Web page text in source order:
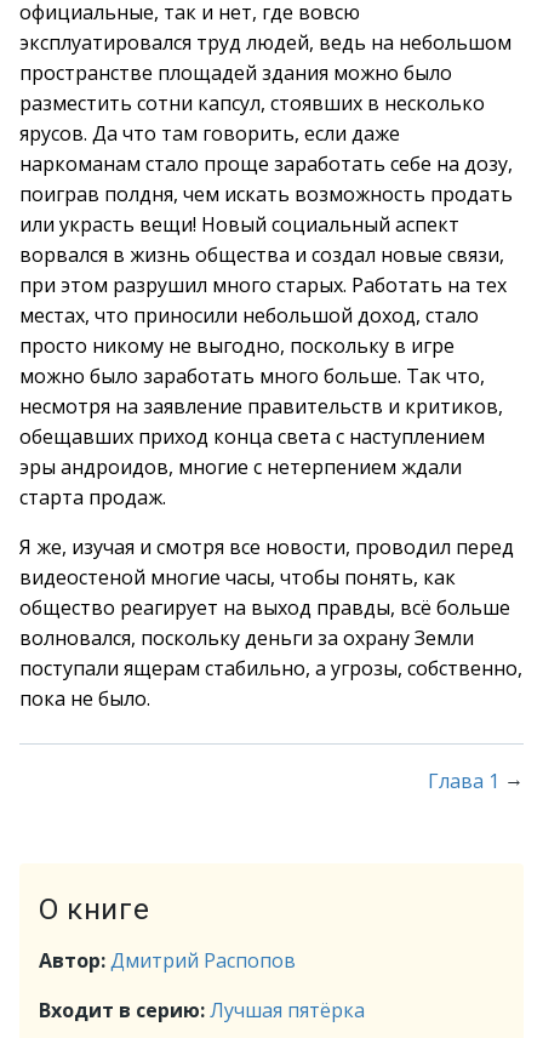
официальные, так и нет, где вовсю
эксплуатировался труд людей, ведь на небольшом
пространстве площадей здания можно было
разместить сотни капсул, стоявших в несколько
ярусов. Да что там говорить, если даже
наркоманам стало проще заработать себе на дозу,
поиграв полдня, чем искать возможность продать
или украсть вещи! Новый социальный аспект
ворвался в жизнь общества и создал новые связи,
при этом разрушил много старых. Работать на тех
местах, что приносили небольшой доход, стало
просто никому не выгодно, поскольку в игре
можно было заработать много больше. Так что,
несмотря на заявление правительств и критиков,
обещавших приход конца света с наступлением
эры андроидов, многие с нетерпением ждали
старта продаж.
Я же, изучая и смотря все новости, проводил перед
видеостеной многие часы, чтобы понять, как
общество реагирует на выход правды, всё больше
волновался, поскольку деньги за охрану Земли
поступали ящерам стабильно, а угрозы, собственно,
пока не было.
Глава 1 →
О книге
Автор:Дмитрий Распопов
Входит в серию:Лучшая пятёрка